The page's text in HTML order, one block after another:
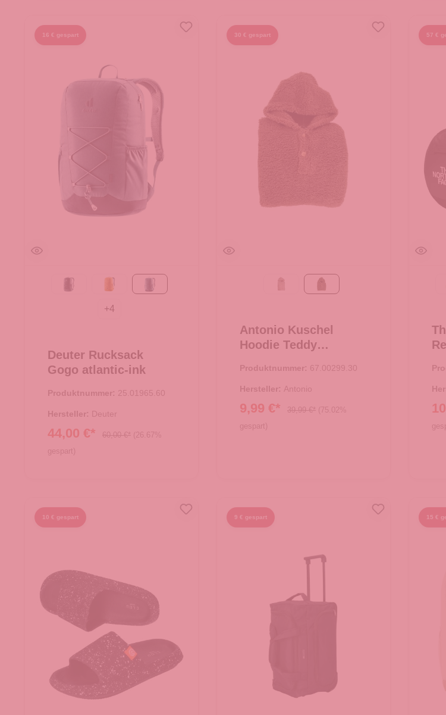
16 € gespart
Black amber-mapleatlantic-ink
+4
Deuter Rucksack
Gogo atlantic-ink
Produktnummer: 25.01965.60
Hersteller: Deuter
44,00 €* 60,00 €* (26.67%
gespart)
30 € gespart
Taupe braun
Antonio Kuschel
Hoodie Teddy
Produktnummer: 67.00299.30
Hersteller: Antonio
9,99 €* 39,99 €* (75.02%
gespart)
57 €
10 € gespart 9 € gespart 15 €